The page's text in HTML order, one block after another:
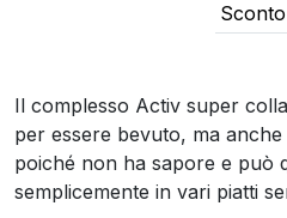
Sconto
Il complesso Activ super
per essere bevuto, ma
poiché non ha sapore e può
semplicemente in vari piatti